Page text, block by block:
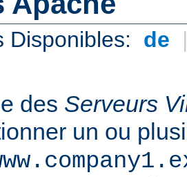
Disponibles: de
des Serveurs
un ou